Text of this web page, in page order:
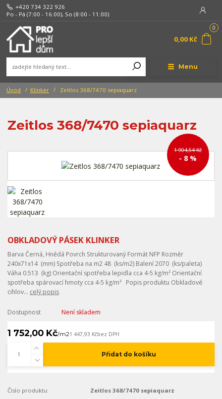
Menu
+420 734 322 926
Po - Pá (7:00 - 16:00), So (8:00 - 11:00)
0
0,00 Kč
Úvod Klinker Zeitlos 368/7470 sepiaquarz
Zeitlos 368/7470 sepiaquarz
1 904,54 Kč
- 8 %
OBKLADOVÝ PÁSEK KLINKER
Barva Černá, Hnědá Povrch Strukturovaný Formát NFP Rozměr
240x71x14 (mm) Spotřeba na m2 48 (ks/m2) Balení 2070 (ks/paleta)
Váha 0.513 (kg) Orientační spotřeba lepidla cca 4-5 kg/m² Orientační
spotřeba spárovací hmoty cca 4-5 kg/m² Popis produktu Obkladové
cihlov... celý popis
Dostupnost Není skladem
1 752,00 Kč/m21 447,93 Kčbez DPH
Přidat do košíku
Číslo produktu: Zeitlos 368/7470 sepiaquarz